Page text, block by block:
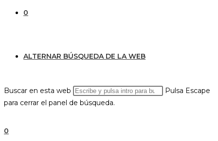
0
ALTERNAR BÚSQUEDA DE LA WEB
Buscar en esta web
Pulsa Escape
para cerrar el panel de búsqueda.
0